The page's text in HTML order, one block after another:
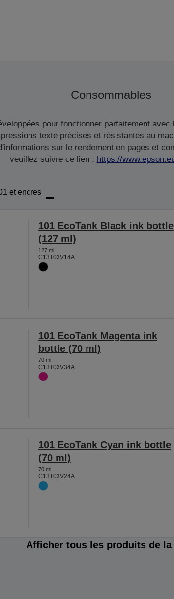
Consommables
pour fonctionner parfaitement
texte précises et résistantes au
sur le rendement en pages et
veuillez suivre ce lien : https://
et encres
101 EcoTank Black ink bottle
(127 ml)
127 ml
C13T03V14A
101 EcoTank Magenta ink
bottle (70 ml)
70 ml
C13T03V34A
101 EcoTank Cyan ink bottle
(70 ml)
70 ml
C13T03V24A
Afficher tous les produits de la